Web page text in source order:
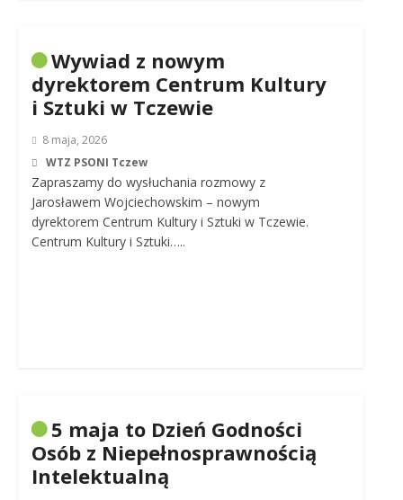
Wywiad z nowym
dyrektorem Centrum Kultury
i Sztuki w Tczewie
8 maja, 2026
WTZ PSONI Tczew
Zapraszamy do wysłuchania rozmowy z
Jarosławem Wojciechowskim – nowym
dyrektorem Centrum Kultury i Sztuki w Tczewie.
Centrum Kultury i Sztuki…..
5 maja to Dzień Godności
Osób z Niepełnosprawnością
Intelektualną